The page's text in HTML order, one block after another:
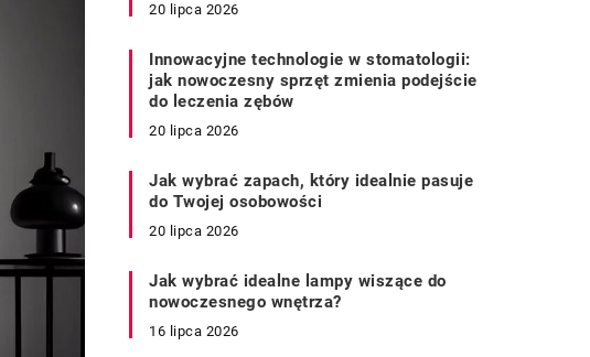
20 lipca 2026
Innowacyjne technologie w stomatologii:
jak nowoczesny sprzęt zmienia podejście
do leczenia zębów
20 lipca 2026
Jak wybrać zapach, który idealnie pasuje
do Twojej osobowości
20 lipca 2026
Jak wybrać idealne lampy wiszące do
nowoczesnego wnętrza?
16 lipca 2026